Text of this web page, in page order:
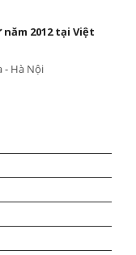
2012 tại Việt
- Hà Nội